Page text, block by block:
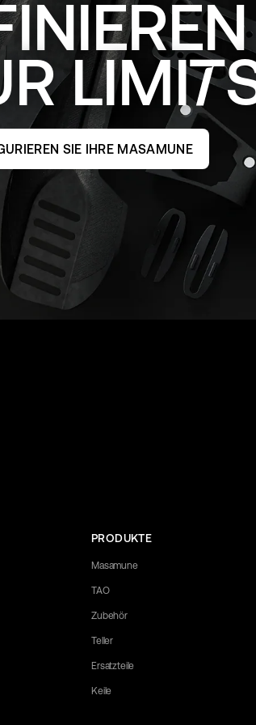
LIMI
SIE IHRE MASAMUNE
PRODUKTE
Masamune
TAO
Zubehör
Teller
Ersatzteile
Keile
Let us know what you need, and we'll be